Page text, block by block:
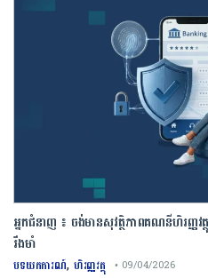
អ្នកជំនាញ ៖ ចង់មានសុវត្ថិភាពគណនីហិរញ្ញវត្
រឹងមាំ
បទយកការណ៍, ហិរញ្ញវត្ថុ • 09/04/2026